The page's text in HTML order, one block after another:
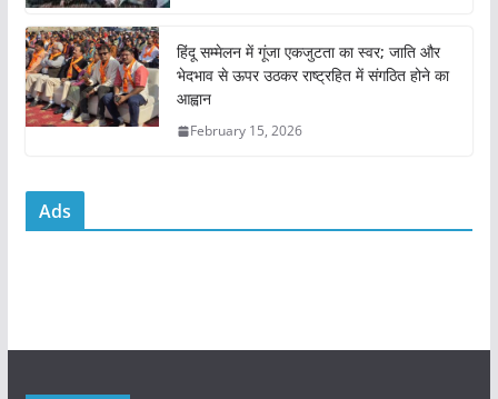
हिंदू सम्मेलन में गूंजा एकजुटता का स्वर; जाति और
भेदभाव से ऊपर उठकर राष्ट्रहित में संगठित होने का
आह्वान
February 15, 2026
Ads